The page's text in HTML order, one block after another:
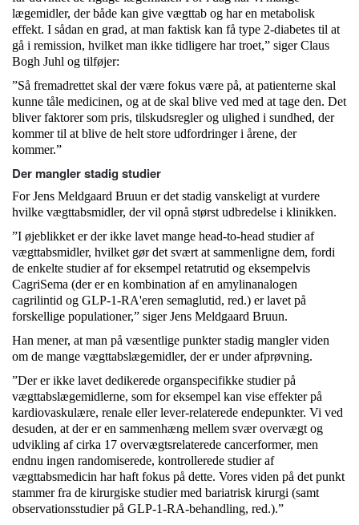
lægemidler, der både kan give vægttab og har en metabolisk
effekt. I sådan en grad, at man faktisk kan få type 2-diabetes til at
gå i remission, hvilket man ikke tidligere har troet,” siger Claus
Bogh Juhl og tilføjer:
”Så fremadrettet skal der være fokus være på, at patienterne skal
kunne tåle medicinen, og at de skal blive ved med at tage den. Det
bliver faktorer som pris, tilskudsregler og ulighed i sundhed, der
kommer til at blive de helt store udfordringer i årene, der
kommer.”
Der mangler stadig studier
For Jens Meldgaard Bruun er det stadig vanskeligt at vurdere
hvilke vægttabsmidler, der vil opnå størst udbredelse i klinikken.
”I øjeblikket er der ikke lavet mange head-to-head studier af
vægttabsmidler, hvilket gør det svært at sammenligne dem, fordi
de enkelte studier af for eksempel retatrutid og eksempelvis
CagriSema (der er en kombination af en amylinanalogen
cagrilintid og GLP-1-RA'eren semaglutid, red.) er lavet på
forskellige populationer,” siger Jens Meldgaard Bruun.
Han mener, at man på væsentlige punkter stadig mangler viden
om de mange vægttabslægemidler, der er under afprøvning.
”Der er ikke lavet dedikerede organspecifikke studier på
vægttabslægemidlerne, som for eksempel kan vise effekter på
kardiovaskulære, renale eller lever-relaterede endepunkter. Vi ved
desuden, at der er en sammenhæng mellem svær overvægt og
udvikling af cirka 17 overvægtsrelaterede cancerformer, men
endnu ingen randomiserede, kontrollerede studier af
vægttabsmedicin har haft fokus på dette. Vores viden på det punkt
stammer fra de kirurgiske studier med bariatrisk kirurgi (samt
observationsstudier på GLP-1-RA-behandling, red.).”